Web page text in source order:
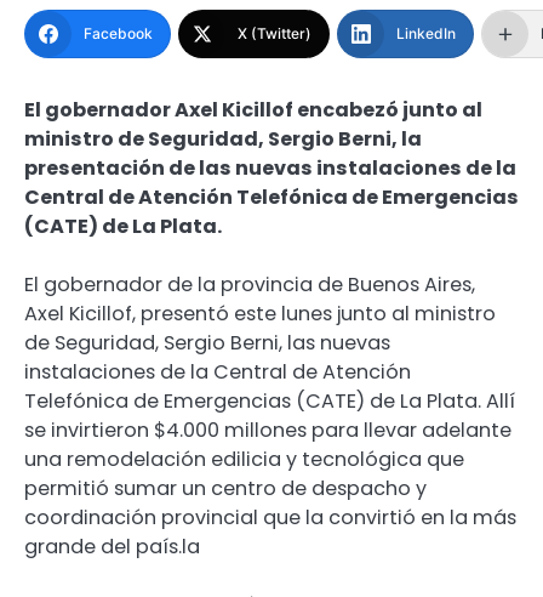
Facebook X (Twitter) LinkedIn
El gobernador Axel Kicillof encabezó junto al
ministro de Seguridad, Sergio Berni, la
presentación de las nuevas instalaciones de la
Central de Atención Telefónica de Emergencias
(CATE) de La Plata.
El gobernador de la provincia de Buenos Aires,
Axel Kicillof, presentó este lunes junto al ministro
de Seguridad, Sergio Berni, las nuevas
instalaciones de la Central de Atención
Telefónica de Emergencias (CATE) de La Plata. Allí
se invirtieron $4.000 millones para llevar adelante
una remodelación edilicia y tecnológica que
permitió sumar un centro de despacho y
coordinación provincial que la convirtió en la más
grande del país.la